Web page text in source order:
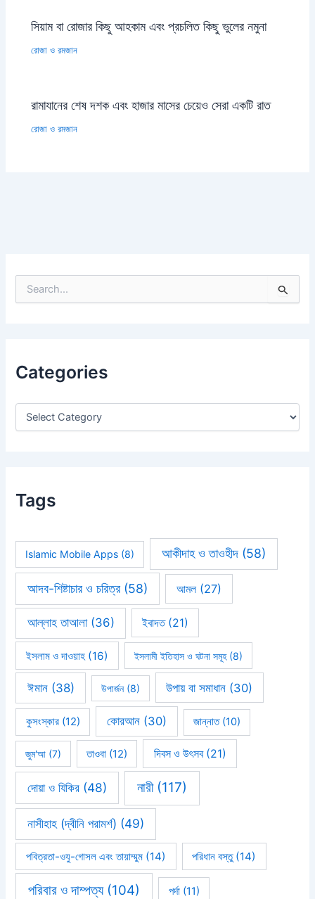
সিয়াম বা রোজার কিছু আহকাম এবং প্রচলিত কিছু ভুলের নমুনা
রোজা ও রমজান
রামাযানের শেষ দশক এবং হাজার মাসের চেয়েও সেরা একটি রাত
রোজা ও রমজান
e
f
r
Categories
Tags
Islamic Mobile Apps (8) আকীদাহ ও তাওহীদ(58)
আদব-শিষ্টাচার ও চরিত্র(58) আমল(27)
আল্লাহ তাআলা(36) ইবাদত(21)
ইসলাম ও দাওয়াহ (16) ইসলামী ইতিহাস ও ঘটনা সমূহ(8)
ঈমান(38) উপার্জন(8) উপায় বা সমাধান (30)
কুসংস্কার(12) কোরআন (30) জান্নাত(10)
জুম'আ (7) তাওবা (12) দিবস ও উৎসব(21)
দোয়া ও যিকির (48) নারী(117)
নাসীহাহ (দ্বীনি পরামর্শ) (49)
পবিত্রতা-ওযু-গোসল এবং তায়াম্মুম (14) পরিধান বস্তু(14)
পরিবার ও দাম্পত্য(104) পর্দা(11)